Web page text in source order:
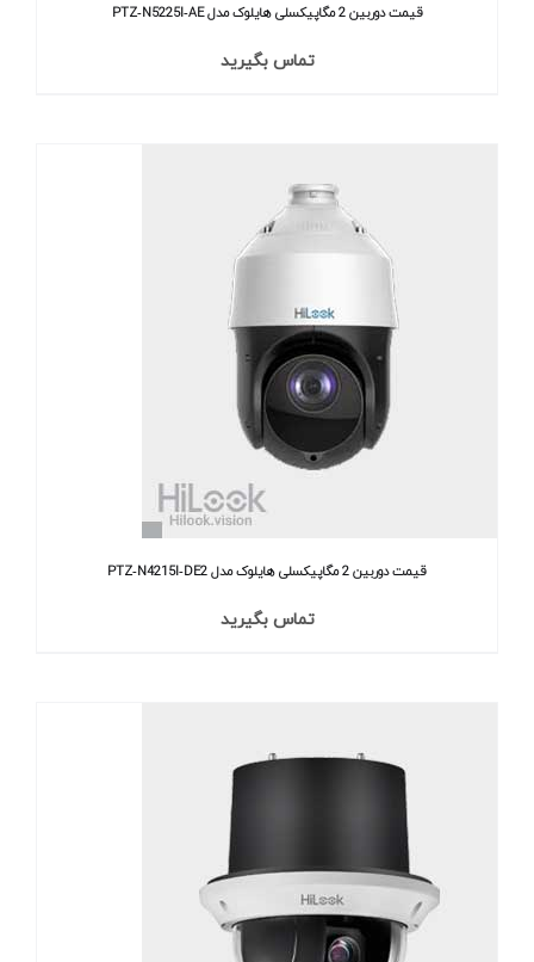
قیمت دوربین 2 مگاپیکسلی هایلوک مدل PTZ‐N5225I‐AE
تماس بگیرید
قیمت دوربین 2 مگاپیکسلی هایلوک مدل PTZ‐N4215I‐DE2
تماس بگیرید